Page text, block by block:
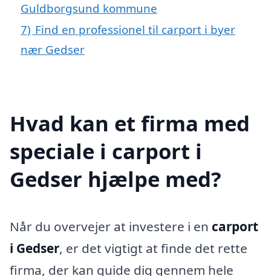
Guldborgsund kommune
7) Find en professionel til carport i byer
nær Gedser
Hvad kan et firma med
speciale i carport i
Gedser hjælpe med?
Når du overvejer at investere i en carport
i Gedser, er det vigtigt at finde det rette
firma, der kan guide dig gennem hele